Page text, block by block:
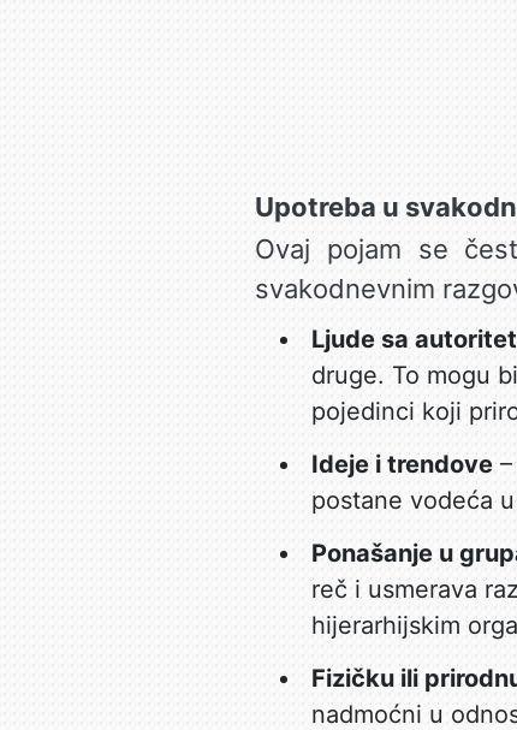
Upotreba u
Ovaj pojam se
svakodnevnim
Ljude sa
druge. To mogu
pojedinci koji
Ideje i trendove–
postane vodeća
Ponašanje u
reč i usmerava
hijerarhijskim
Fizičku ili
nadmoćni u